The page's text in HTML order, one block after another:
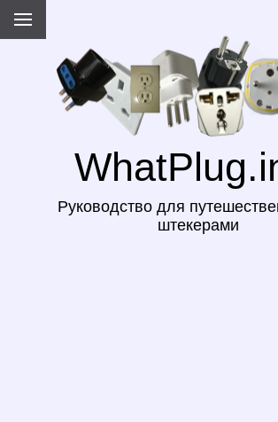
Руководство для
штекерами